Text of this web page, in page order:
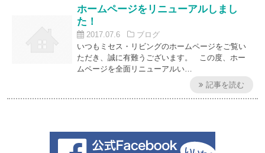
ホームページをリニューアルしまし
た！
2017.07.6
ブログ
いつもミセス・リビングのホームページをご覧い
ただき、誠に有難うございます。 この度、ホー
ムページを全面リニューアルい…
記事を読む